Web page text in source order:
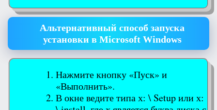
Альтернативный способ запуска
установки в Microsoft Windows
Нажмите кнопку «Пуск» и
«Выполнить».
В окне ведите типа х: \ Setup или х: